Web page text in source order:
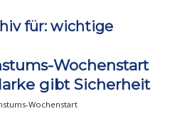
für: wichtige
Wochenstart
gibt Sicherheit
Wochenstart